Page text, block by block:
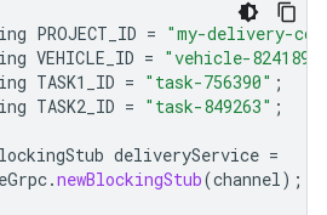
PROJECT_ID = "my-delivery-
VEHICLE_ID = "vehicle-
TASK1_ID = "task-756390" ;
TASK2_ID = "task-849263" ;
deliveryService =
.newBlockingStub(channel);